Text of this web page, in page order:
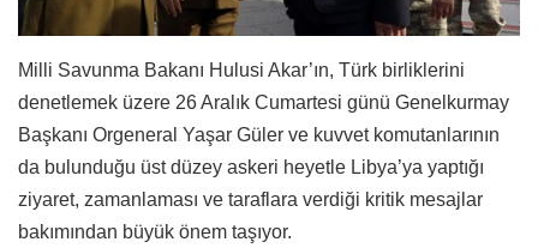
Milli Savunma Bakanı Hulusi Akar’ın, Türk birliklerini
denetlemek üzere 26 Aralık Cumartesi günü Genelkurmay
Başkanı Orgeneral Yaşar Güler ve kuvvet komutanlarının
da bulunduğu üst düzey askeri heyetle Libya’ya yaptığı
ziyaret, zamanlaması ve taraflara verdiği kritik mesajlar
bakımından büyük önem taşıyor.